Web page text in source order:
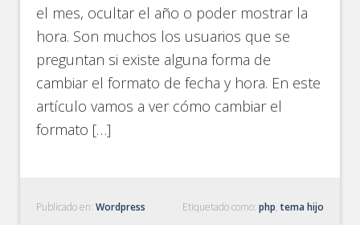
el mes, ocultar el año o poder mostrar la
hora. Son muchos los usuarios que se
preguntan si existe alguna forma de
cambiar el formato de fecha y hora. En este
artículo vamos a ver cómo cambiar el
formato […]
Publicado en:Wordpress Etiquetado como: php, tema hijo